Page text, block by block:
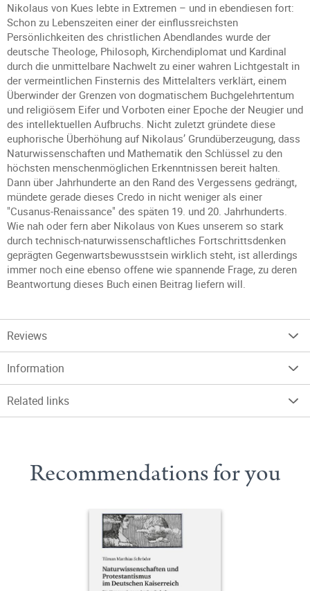
Nikolaus von Kues lebte in Extremen – und in ebendiesen fort:
Schon zu Lebenszeiten einer der einflussreichsten
Persönlichkeiten des christlichen Abendlandes wurde der
deutsche Theologe, Philosoph, Kirchendiplomat und Kardinal
durch die unmittelbare Nachwelt zu einer wahren Lichtgestalt in
der vermeintlichen Finsternis des Mittelalters verklärt, einem
Überwinder der Grenzen von dogmatischem Buchgelehrtentum
und religiösem Eifer und Vorboten einer Epoche der Neugier und
des intellektuellen Aufbruchs. Nicht zuletzt gründete diese
euphorische Überhöhung auf Nikolaus’ Grundüberzeugung, dass
Naturwissenschaften und Mathematik den Schlüssel zu den
höchsten menschenmöglichen Erkenntnissen bereit halten.
Dann über Jahrhunderte an den Rand des Vergessens gedrängt,
mündete gerade dieses Credo in nicht weniger als einer
"Cusanus-Renaissance" des späten 19. und 20. Jahrhunderts.
Wie nah oder fern aber Nikolaus von Kues unserem so stark
durch technisch-naturwissenschaftliches Fortschrittsdenken
geprägten Gegenwartsbewusstsein wirklich steht, ist allerdings
immer noch eine ebenso offene wie spannende Frage, zu deren
Beantwortung dieses Buch einen Beitrag liefern will.
Reviews
Information
Related links
Recommendations for you